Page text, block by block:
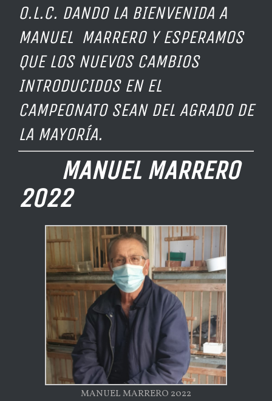
O.L.C. DANDO LA BIENVENIDA A
MANUEL MARRERO Y ESPERAMOS
QUE LOS NUEVOS CAMBIOS
INTRODUCIDOS EN EL
CAMPEONATO SEAN DEL AGRADO DE
LA MAYORÍA.
MANUEL MARRERO
2022
MANUEL MARRERO 2022